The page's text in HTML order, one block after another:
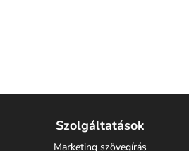
Szolgáltatások
Marketing szövegírás